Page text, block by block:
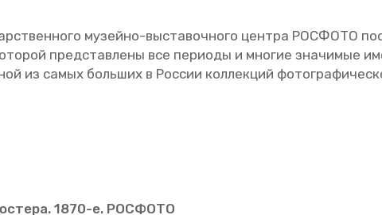
му­зей­но-вы­ста­воч­но­го цен­тра РОС­ФО­ТО
пред­став­ле­ны все пе­ри­о­ды и мно­гие зна­чи­мые
из самых боль­ших в Рос­сии кол­лек­ций
1870-е. РОС­ФО­ТО